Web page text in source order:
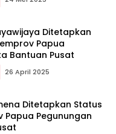
Ditetapkan
Papua
Bantuan Pusat
26 April 2025
Ditetapkan Status
Papua Pegunungan